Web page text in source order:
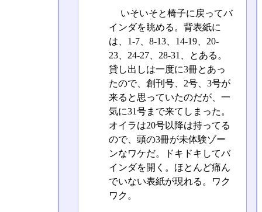
いそいそと椅子に戻ってバ
インダを眺める。背表紙に
は、1-7、8-13、14-19、20-
23、24-27、28-31、とある。
貸し出しは一度に3冊とあっ
たので、創刊号、2号、3号が
来ると思っていたのだが、一
気に31号まで来てしまった。
オイラは20号以降は持ってる
ので、頭の3冊が未体験ゾー
ンなワケだ。ドキドキしてバ
インダを開く。ほとんど痛ん
でいない表紙が現れる。ワク
ワク。